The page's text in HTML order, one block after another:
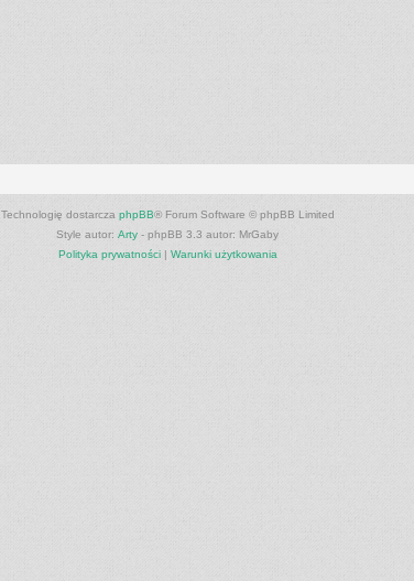
Technologię dostarcza phpBB® Forum Software © phpBB Limited
Style autor: Arty - phpBB 3.3 autor: MrGaby
Polityka prywatności| Warunki użytkowania